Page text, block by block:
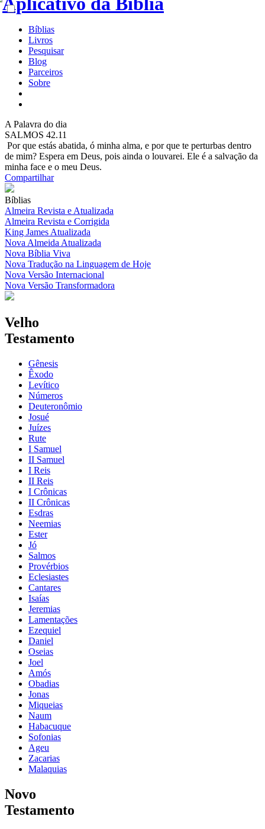
Bíblias
Livros
Pesquisar
Blog
Parceiros
Sobre
A Palavra do dia
SALMOS 42.11
Por que estás abatida, ó minha alma, e por que te perturbas dentro
de mim? Espera em Deus, pois ainda o louvarei. Ele é a salvação da
minha face e o meu Deus.
Compartilhar
Bíblias
Almeira Revista e Atualizada
Almeira Revista e Corrigida
King James Atualizada
Nova Almeida Atualizada
Nova Bíblia Viva
Nova Tradução na Linguagem de Hoje
Nova Versão Internacional
Nova Versão Transformadora
Velho
Testamento
Gênesis
Êxodo
Levítico
Números
Deuteronômio
Josué
Juízes
Rute
I Samuel
II Samuel
I Reis
II Reis
I Crônicas
II Crônicas
Esdras
Neemias
Ester
Jó
Salmos
Provérbios
Eclesiastes
Cantares
Isaías
Jeremias
Lamentações
Ezequiel
Daniel
Oseias
Joel
Amós
Obadias
Jonas
Miqueias
Naum
Habacuque
Sofonias
Ageu
Zacarias
Malaquias
Novo
Testamento